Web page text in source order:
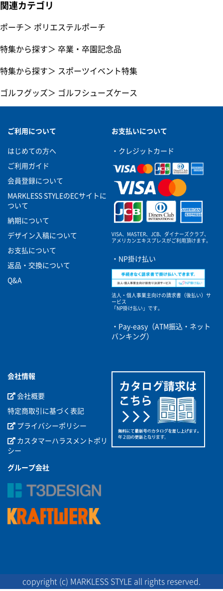
関連カテゴリ
ポーチ＞ ポリエステルポーチ
特集から探す＞ 卒業・卒園記念品
特集から探す＞ スポーツイベント特集
ゴルフグッズ＞ ゴルフシューズケース
ご利用について
はじめての方へ
ご利用ガイド
会員登録について
MARKLESS STYLEのECサイトに
ついて
納期について
デザイン入稿について
お支払について
返品・交換について
Q&A
お支払いについて
・クレジットカード
VISA、MASTER、JCB、ダイナーズクラブ、
アメリカンエキスプレスがご利用頂けます。
・NP掛け払い
法人・個人事業主向けの請求書（後払い）サ
ービス
「NP掛け払い」です。
・Pay-easy（ATM振込・ネット
バンキング）
会社情報
会社概要
特定商取引に基づく表記
プライバシーポリシー
カスタマーハラスメントポリ
シー
グループ会社
copyright (c) MARKLESS STYLE all rights reserved.